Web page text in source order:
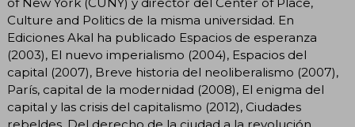
of New York (CUNY) y director del Center of Place,
Culture and Politics de la misma universidad. En
Ediciones Akal ha publicado Espacios de esperanza
(2003), El nuevo imperialismo (2004), Espacios del
capital (2007), Breve historia del neoliberalismo (2007),
París, capital de la modernidad (2008), El enigma del
capital y las crisis del capitalismo (2012), Ciudades